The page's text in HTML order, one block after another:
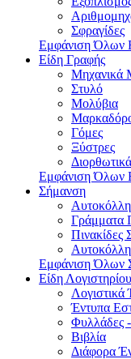
Σφραγίδες
Εμφάνιση Όλων
Είδη Γραφής
Μηχανικά
Στυλό
Μολύβια
Γόμες
Ξύστρες
Διορθωτικά
Εμφάνιση Όλων
Σήμανση
Γράμματα
Πινακίδες
Εμφάνιση Όλων
Είδη Λογιστηρίου
Λογιστικά
Έντυπα
Φυλλάδες -
Βιβλία
Διάφορα